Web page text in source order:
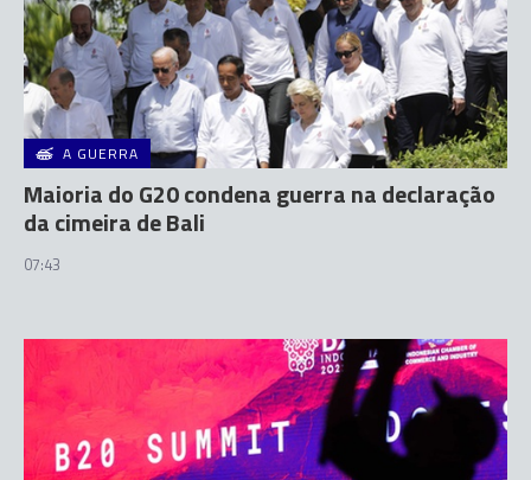
A GUERRA
Maioria do G20 condena guerra na declaração
da cimeira de Bali
07:43